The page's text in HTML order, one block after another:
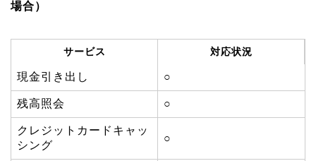
場合）
サービス 対応状況
現金引き出し ○
残高照会 ○
クレジットカードキャッ
シング
○